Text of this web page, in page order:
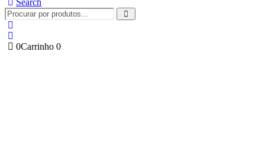
Search
0Carrinho0